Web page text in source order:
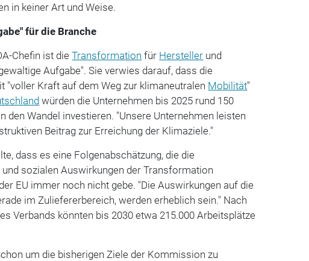
in keiner Art und Weise.
für die Branche
Chefin ist dieTransformation für Hersteller und
Aufgabe". Sie verwies darauf, dass die
"voller Kraft auf dem Weg zur klimaneutralen Mobilität"
würden die Unternehmen bis 2025 rund 150
den Wandel investieren. "Unsere Unternehmen leisten
Beitrag zur Erreichung der Klimaziele."
dass es eine Folgenabschätzung, die die
sozialen Auswirkungen der Transformation
EU immer noch nicht gebe. "Die Auswirkungen auf die
im Zuliefererbereich, werden erheblich sein." Nach
Verbands könnten bis 2030 etwa 215.000 Arbeitsplätze
um die bisherigen Ziele der Kommission zu